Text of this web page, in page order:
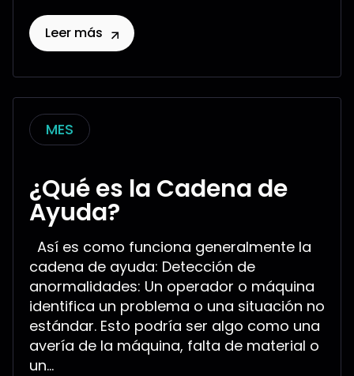
Leer más
MES
¿Qué es la Cadena de
Ayuda?
Así es como funciona generalmente la
cadena de ayuda: Detección de
anormalidades: Un operador o máquina
identifica un problema o una situación no
estándar. Esto podría ser algo como una
avería de la máquina, falta de material o
un...